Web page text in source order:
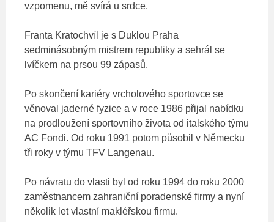
vzpomenu, mě svírá u srdce.
Franta Kratochvíl je s Duklou Praha
sedminásobným mistrem republiky a sehrál se
lvíčkem na prsou 99 zápasů.
Po skončení kariéry vrcholového sportovce se
věnoval jaderné fyzice a v roce 1986 přijal nabídku
na prodloužení sportovního života od italského týmu
AC Fondi. Od roku 1991 potom působil v Německu
tři roky v týmu TFV Langenau.
Po návratu do vlasti byl od roku 1994 do roku 2000
zaměstnancem zahraniční poradenské firmy a nyní
několik let vlastní makléřskou firmu.